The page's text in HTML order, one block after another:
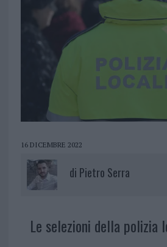
16 DICEMBRE 2022
di Pietro Serra
Le selezioni della polizia